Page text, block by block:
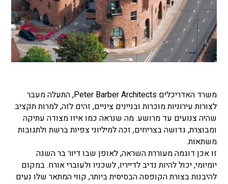
משרד האדריכלים Peter Barber Architects, התעלה מעבר
לצורות עירוניות מוכרות ובניינים ציניים, זהים לזה, למרות תקציב
שהיה צנועים עד מרושע. מה שנראה כמו איזו מצודה עתיקה
ומבוצרת, גדושה בצריחים, זכה למיליוני צפיות ברשת ולתגובות
משתאות.
זו אכן דוגמה מעוררת השראה, לאופן שבו דיור בר השגה
יומיומי, יכול להיות נדיב לדייריו, לשכניו ולעוברי אורח. במקום
להיבנות בצורת הקופסה הבסיסית ביותר, קווי המתאר שלו נעים